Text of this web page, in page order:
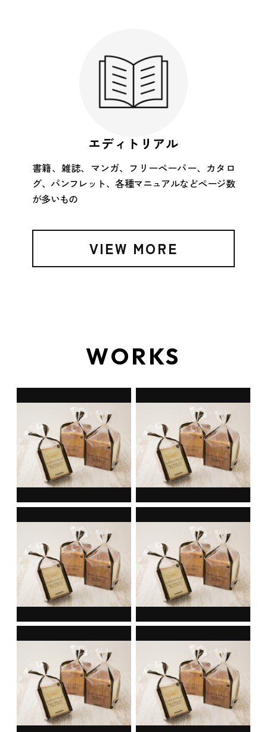
エディトリアル
書籍、雑誌、マンガ、フリーペーパー、カタロ
グ、パンフレット、各種マニュアルなどページ数
が多いもの
VIEW MORE
WORKS